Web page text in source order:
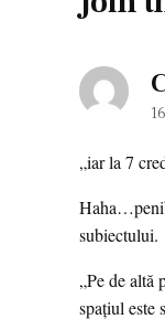
„iar la 7
subiectului.
„Pe de altă
spaţiul este